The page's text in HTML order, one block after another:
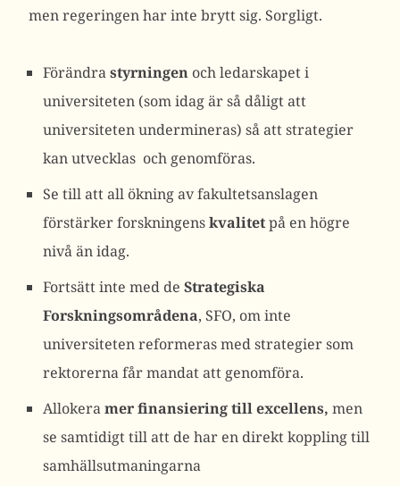
men regeringen har inte brytt sig. Sorgligt.
Förändrastyrningen och ledarskapet i
universiteten (som idag är så dåligt att
universiteten undermineras) så att strategier
kan utvecklas och genomföras.
Se till att all ökning av fakultetsanslagen
förstärker forskningenskvalitetpå en högre
nivå än idag.
Fortsätt inte med de Strategiska
Forskningsområdena, SFO, om inte
universiteten reformeras med strategier som
rektorerna får mandat att genomföra.
Allokeramer finansiering till excellens, men
se samtidigt till att de har en direkt koppling till
samhällsutmaningarna